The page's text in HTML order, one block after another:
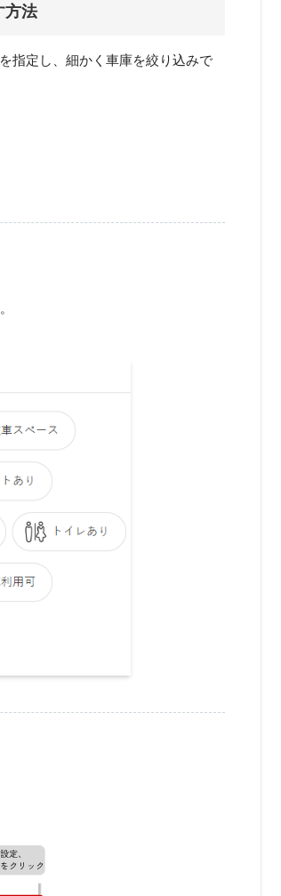
方法
指定し、細かく車庫を絞り込みで